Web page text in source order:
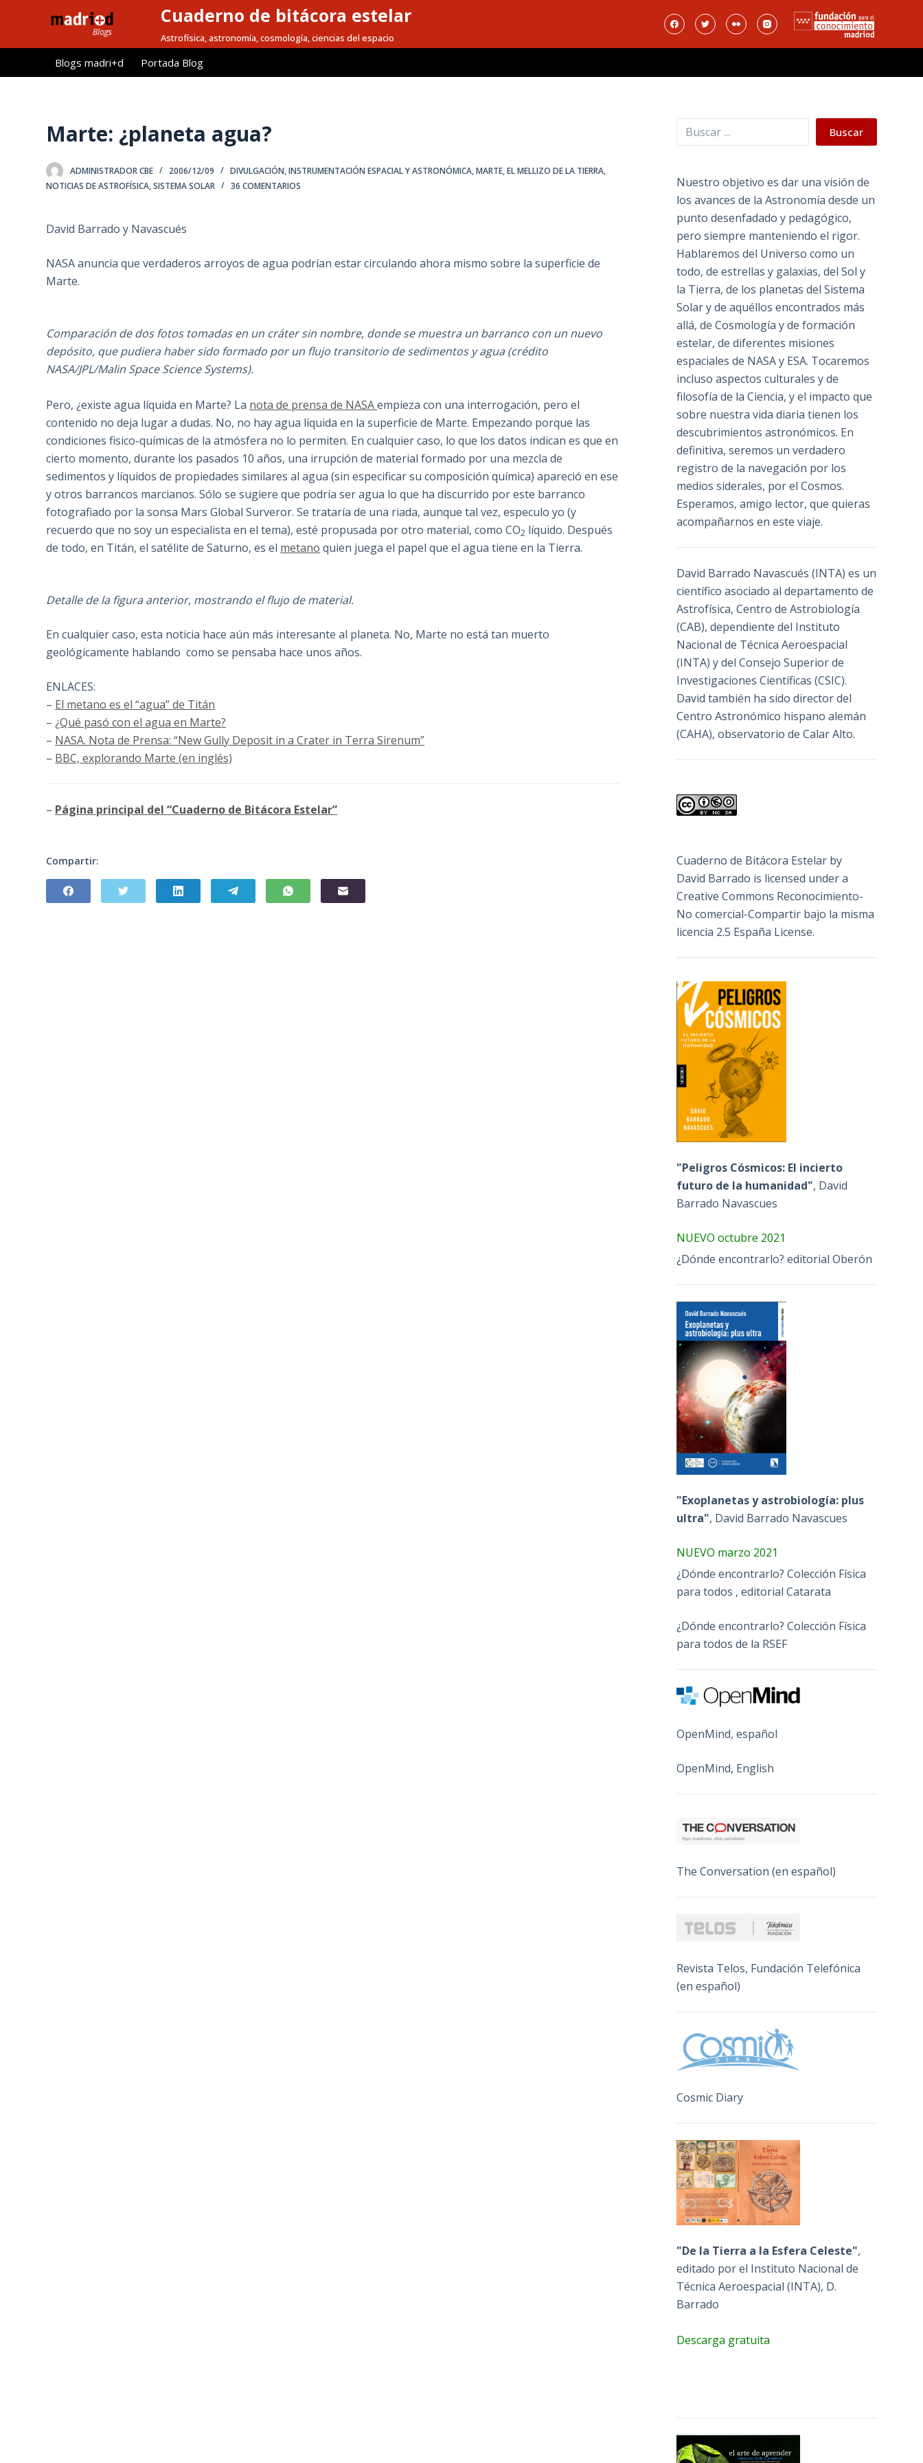
l
Cuaderno de bitácora estelar
Astrofísica, astronomía, cosmología, ciencias del espacio
Blogs madri+d Portada Blog
Marte: ¿planeta agua?
ADMINISTRADOR CBE 2006/12/09 DIVULGACIÓN,INSTRUMENTACIÓN ESPACIAL Y ASTRONÓMICA,MARTE, EL MELLIZO DE LA TIERRA,
NOTICIAS DE ASTROFÍSICA,SISTEMA SOLAR 36 COMENTARIOS
David Barrado y Navascués
NASA anuncia que verdaderos arroyos de agua podrían estar circulando ahora mismo sobre la superficie de
Marte.
Comparación de dos fotos tomadas en un cráter sin nombre, donde se muestra un barranco con un nuevo
depósito, que pudiera haber sido formado por un flujo transitorio de sedimentos y agua (crédito
NASA/JPL/Malin Space Science Systems).
Pero, ¿existe agua líquida en Marte? La nota de prensa de NASAempieza con una interrogación, pero el
contenido no deja lugar a dudas. No, no hay agua líquida en la superficie de Marte. Empezando porque las
condiciones fisico-químicas de la atmósfera no lo permiten. En cualquier caso, lo que los datos indican es que en
cierto momento, durante los pasados 10 años, una irrupción de material formado por una mezcla de
sedimentos y líquidos de propiedades similares al agua (sin especificar su composición química) apareció en ese
y otros barrancos marcianos. Sólo se sugiere que podría ser agua lo que ha discurrido por este barranco
fotografiado por la sonsa Mars Global Surveror. Se trataría de una riada, aunque tal vez, especulo yo (y
recuerdo que no soy un especialista en el tema), esté propusada por otro material, como CO2 líquido. Después
de todo, en Titán, el satélite de Saturno, es el metano quien juega el papel que el agua tiene en la Tierra.
Detalle de la figura anterior, mostrando el flujo de material.
En cualquier caso, esta noticia hace aún más interesante al planeta. No, Marte no está tan muerto
geológicamente hablando como se pensaba hace unos años.
ENLACES:
– El metano es el “agua” de Titán
–¿Qué pasó con el agua en Marte?
– NASA. Nota de Prensa: “New Gully Deposit in a Crater in Terra Sirenum”
– BBC, explorando Marte (en inglés)
– Página principal del “Cuaderno de Bitácora Estelar”
Compartir:
Buscar Buscar
Nuestro objetivo es dar una visión de
los avances de la Astronomía desde un
punto desenfadado y pedagógico,
pero siempre manteniendo el rigor.
Hablaremos del Universo como un
todo, de estrellas y galaxias, del Sol y
la Tierra, de los planetas del Sistema
Solar y de aquéllos encontrados más
allá, de Cosmología y de formación
estelar, de diferentes misiones
espaciales de NASA y ESA. Tocaremos
incluso aspectos culturales y de
filosofía de la Ciencia, y el impacto que
sobre nuestra vida diaria tienen los
descubrimientos astronómicos. En
definitiva, seremos un verdadero
registro de la navegación por los
medios siderales, por el Cosmos.
Esperamos, amigo lector, que quieras
acompañarnos en este viaje.
David Barrado Navascués (INTA) es un
científico asociado al departamento de
Astrofísica, Centro de Astrobiología
(CAB), dependiente del Instituto
Nacional de Técnica Aeroespacial
(INTA) y del Consejo Superior de
Investigaciones Científicas (CSIC).
David también ha sido director del
Centro Astronómico hispano alemán
(CAHA), observatorio de Calar Alto.
Cuaderno de Bitácora Estelar by
David Barrado is licensed under a
Creative Commons Reconocimiento-
No comercial-Compartir bajo la misma
licencia 2.5 España License.
"Peligros Cósmicos: El incierto
futuro de la humanidad", David
Barrado Navascues
NUEVO octubre 2021
¿Dónde encontrarlo? editorial Oberón
"Exoplanetas y astrobiología: plus
ultra", David Barrado Navascues
NUEVO marzo 2021
¿Dónde encontrarlo? Colección Física
para todos , editorial Catarata
¿Dónde encontrarlo? Colección Física
para todos de la RSEF
OpenMind, español
OpenMind, English
The Conversation (en español)
Revista Telos, Fundación Telefónica
(en español)
Cosmic Diary
"De la Tierra a la Esfera Celeste",
editado por el Instituto Nacional de
Técnica Aeroespacial (INTA), D.
Barrado
Descarga gratuita